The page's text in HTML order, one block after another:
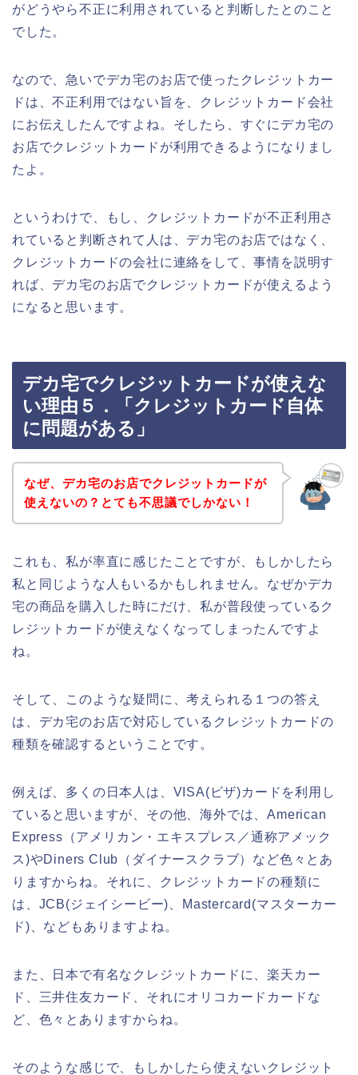
がどうやら不正に利用されていると判断したとのこと
でした。
なので、急いでデカ宅のお店で使ったクレジットカー
ドは、不正利用ではない旨を、クレジットカード会社
にお伝えしたんですよね。そしたら、すぐにデカ宅の
お店でクレジットカードが利用できるようになりまし
たよ。
というわけで、もし、クレジットカードが不正利用さ
れていると判断されて人は、デカ宅のお店ではなく、
クレジットカードの会社に連絡をして、事情を説明す
れば、デカ宅のお店でクレジットカードが使えるよう
になると思います。
デカ宅でクレジットカードが使えな
い理由５．「クレジットカード自体
に問題がある」
なぜ、デカ宅のお店でクレジットカードが
使えないの？とても不思議でしかない！
これも、私が率直に感じたことですが、もしかしたら
私と同じような人もいるかもしれません。なぜかデカ
宅の商品を購入した時にだけ、私が普段使っているク
レジットカードが使えなくなってしまったんですよ
ね。
そして、このような疑問に、考えられる１つの答え
は、デカ宅のお店で対応しているクレジットカードの
種類を確認するということです。
例えば、多くの日本人は、VISA(ビザ)カードを利用し
ていると思いますが、その他、海外では、American
Express（アメリカン・エキスプレス／通称アメック
ス)やDiners Club（ダイナースクラブ）など色々とあ
りますからね。それに、クレジットカードの種類に
は、JCB(ジェイシービー)、Mastercard(マスターカー
ド)、などもありますよね。
また、日本で有名なクレジットカードに、楽天カー
ド、三井住友カード、それにオリコカードカードな
ど、色々とありますからね。
そのような感じで、もしかしたら使えないクレジット